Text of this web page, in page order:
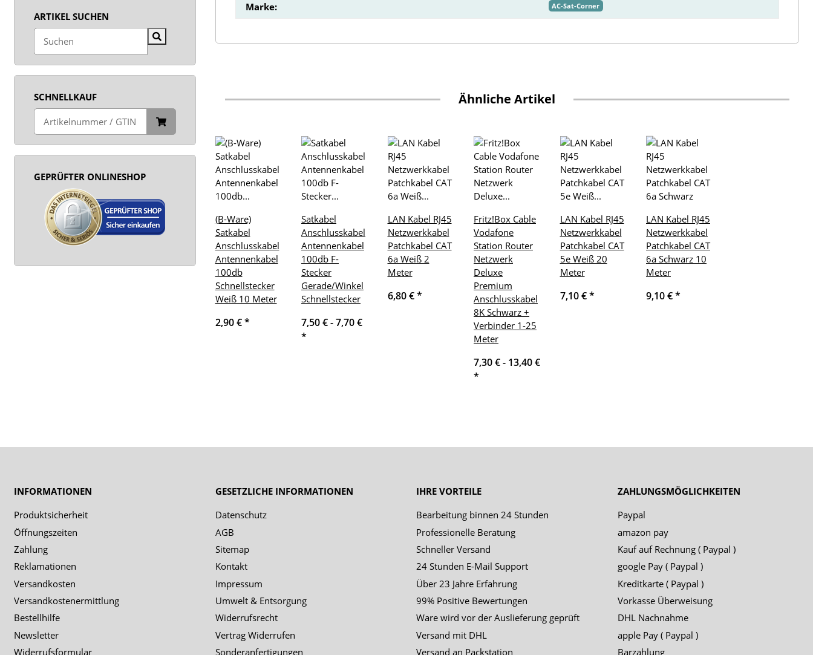
Marke: AC-Sat-Corner
Ähnliche Artikel
(B-Ware)
Satkabel
Anschlusskabel
Antennenkabel
100db
Schnellstecker
Weiß 10 Meter
2,90 €*
Satkabel
Anschlusskabel
Antennenkabel
100db F-
Stecker
Gerade/Winkel
Schnellstecker
7,50 € -7,70 €
*
LAN Kabel RJ45
Netzwerkkabel
Patchkabel CAT
6a Weiß 2
Meter
6,80 €*
Fritz!Box Cable
Vodafone
Station Router
Netzwerk
Deluxe
Premium
Anschlusskabel
8K Schwarz +
Verbinder 1-25
Meter
7,30 € - 13,40 €
*
LAN Kabel RJ45
Netzwerkkabel
Patchkabel CAT
5e Weiß 20
Meter
7,10 €*
LAN Kabel RJ45
Netzwerkkabel
Patchkabel CAT
6a Schwarz 10
Meter
9,10 €*
ARTIKEL SUCHEN
SCHNELLKAUF
GEPRÜFTER ONLINESHOP
INFORMATIONEN
Produktsicherheit
Öffnungszeiten
Zahlung
Reklamationen
Versandkosten
Versandkostenermittlung
Bestellhilfe
Newsletter
Widerrufsformular
GESETZLICHE INFORMATIONEN
Datenschutz
AGB
Sitemap
Kontakt
Impressum
Umwelt & Entsorgung
Widerrufsrecht
Vertrag Widerrufen
Sonderanfertigungen
IHRE VORTEILE
Bearbeitung binnen 24 Stunden
Professionelle Beratung
Schneller Versand
24 Stunden E-Mail Support
Über 23 Jahre Erfahrung
99% Positive Bewertungen
Ware wird vor der Auslieferung geprüft
Versand mit DHL
Versand an Packstation
ZAHLUNGSMÖGLICHKEITEN
Paypal
amazon pay
Kauf auf Rechnung ( Paypal )
google Pay ( Paypal )
Kreditkarte ( Paypal )
Vorkasse Überweisung
DHL Nachnahme
apple Pay ( Paypal )
Barzahlung